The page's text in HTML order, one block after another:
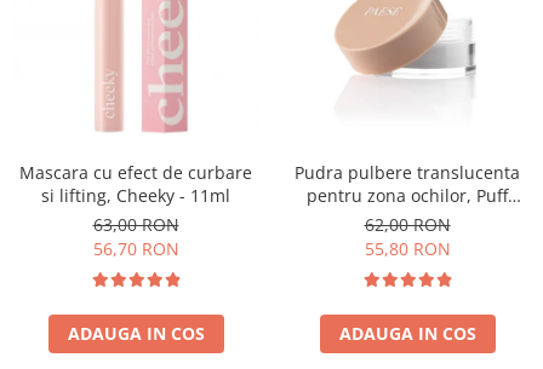
Mascara cu efect de curbare
si lifting, Cheeky - 11ml
63,00 RON
56,70 RON
ADAUGA IN COS
Pudra pulbere translucenta
pentru zona ochilor, Puff
Cloud 5,3g
62,00 RON
55,80 RON
ADAUGA IN COS